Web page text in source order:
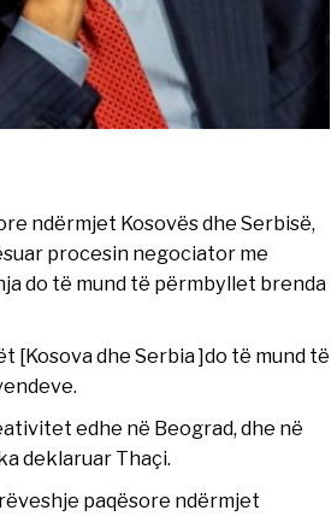
ndërmjet Kosovës dhe Serbisë,
procesin negociator me
do të mund të përmbyllet brenda
[Kosova dhe Serbia ]do të mund të
edhe në Beograd, dhe në
deklaruar Thaçi.
paqësore ndërmjet